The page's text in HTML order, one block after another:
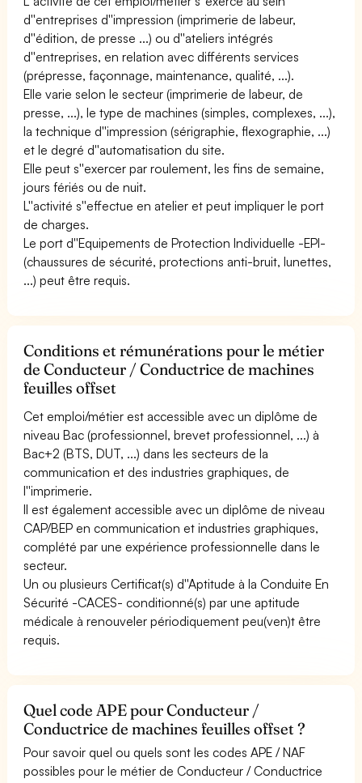
d''entreprises d''impression (imprimerie de labeur,
d''édition, de presse ...) ou d''ateliers intégrés
d''entreprises, en relation avec différents services
(prépresse, façonnage, maintenance, qualité, ...).
Elle varie selon le secteur (imprimerie de labeur, de
presse, ...), le type de machines (simples, complexes, ...),
la technique d''impression (sérigraphie, flexographie, ...)
et le degré d''automatisation du site.
Elle peut s''exercer par roulement, les fins de semaine,
jours fériés ou de nuit.
L''activité s''effectue en atelier et peut impliquer le port
de charges.
Le port d''Equipements de Protection Individuelle -EPI-
(chaussures de sécurité, protections anti-bruit, lunettes,
...) peut être requis.
Conditions et rémunérations pour le métier
de Conducteur / Conductrice de machines
feuilles offset
Cet emploi/métier est accessible avec un diplôme de
niveau Bac (professionnel, brevet professionnel, ...) à
Bac+2 (BTS, DUT, ...) dans les secteurs de la
communication et des industries graphiques, de
l''imprimerie.
Il est également accessible avec un diplôme de niveau
CAP/BEP en communication et industries graphiques,
complété par une expérience professionnelle dans le
secteur.
Un ou plusieurs Certificat(s) d''Aptitude à la Conduite En
Sécurité -CACES- conditionné(s) par une aptitude
médicale à renouveler périodiquement peu(ven)t être
requis.
Quel code APE pour Conducteur /
Conductrice de machines feuilles offset ?
Pour savoir quel ou quels sont les codes APE / NAF
possibles pour le métier de Conducteur / Conductrice